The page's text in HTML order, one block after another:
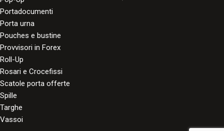
Portadocumenti
Porta urna
Pouches e bustine
Provvisori in Forex
Roll-Up
Rosari e Crocefissi
Scatole porta offerte
Spille
Targhe
Vassoi